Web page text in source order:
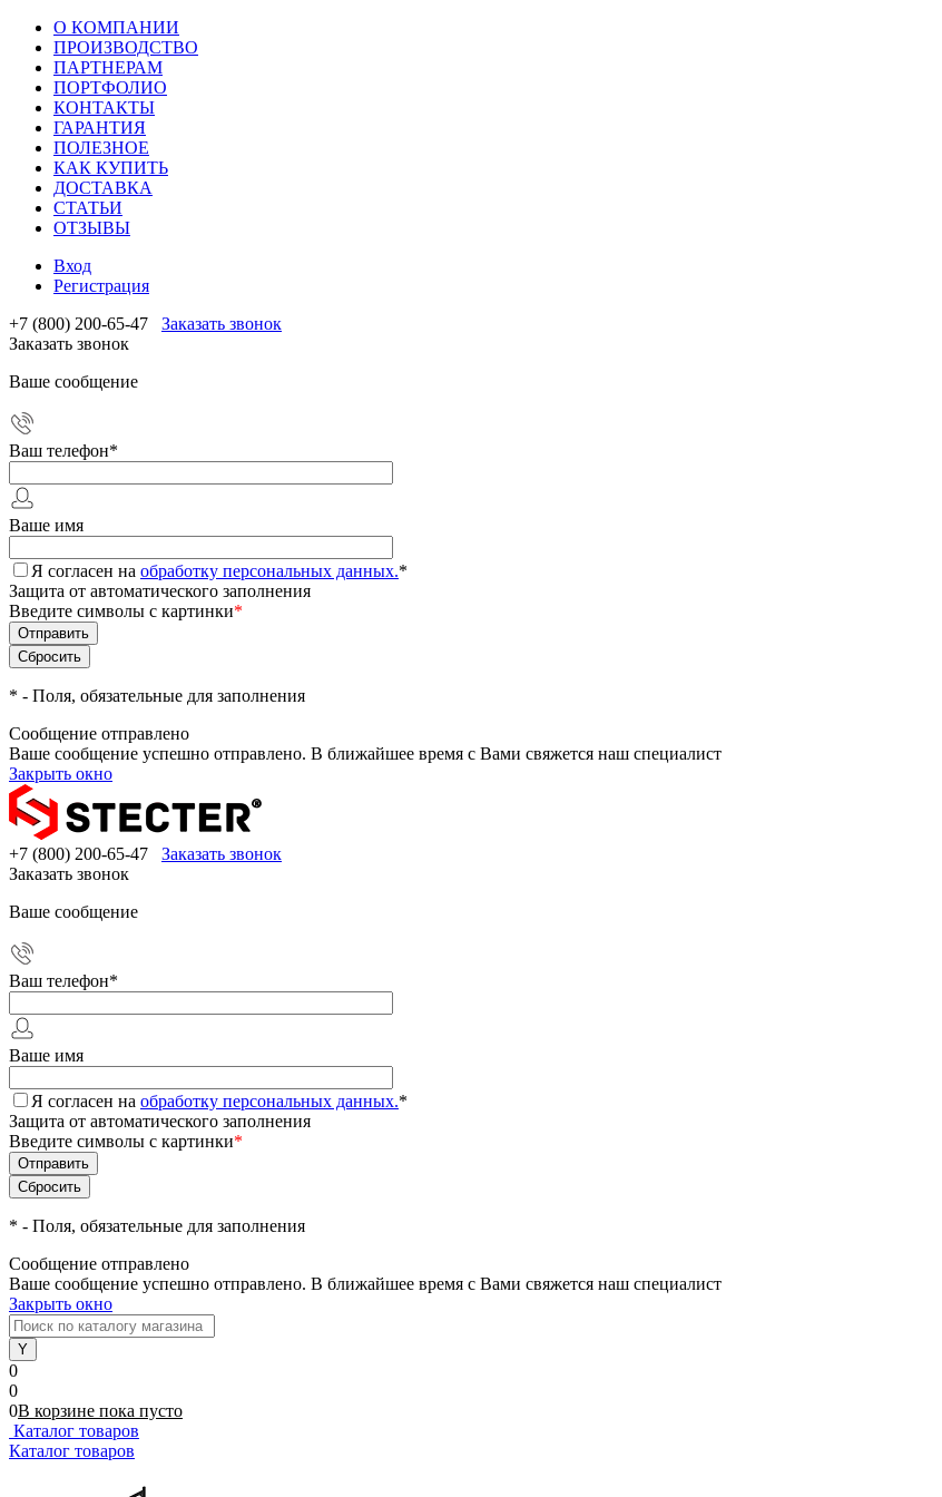
О КОМПАНИИ
ПРОИЗВОДСТВО
ПАРТНЕРАМ
ПОРТФОЛИО
КОНТАКТЫ
ГАРАНТИЯ
ПОЛЕЗНОЕ
КАК КУПИТЬ
ДОСТАВКА
СТАТЬИ
ОТЗЫВЫ
Вход
Регистрация
+7 (800) 200-65-47
Заказать звонок
Заказать звонок
Ваше сообщение
Ваш телефон*
Ваше имя
Я согласен на обработку персональных данных.*
Защита от автоматического заполнения
Введите символы с картинки*
* - Поля, обязательные для заполнения
Сообщение отправлено
Ваше сообщение успешно отправлено. В ближайшее время с Вами свяжется наш специалист
Закрыть окно
+7 (800) 200-65-47
Заказать звонок
Заказать звонок
Ваше сообщение
Ваш телефон*
Ваше имя
Я согласен на обработку персональных данных.*
Защита от автоматического заполнения
Введите символы с картинки*
* - Поля, обязательные для заполнения
Сообщение отправлено
Ваше сообщение успешно отправлено. В ближайшее время с Вами свяжется наш специалист
Закрыть окно
0
0
0В корзине пока пусто
Каталог товаров
Каталог товаров